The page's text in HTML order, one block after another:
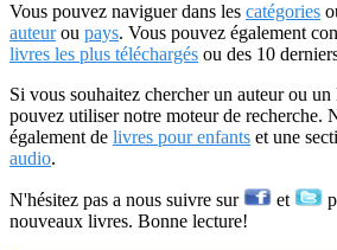
Vous pouvez naviguer dans les catégories
auteurou pays. Vous pouvez également
livres les plus téléchargés ou des 10
Si vous souhaitez chercher un auteur ou
pouvez utiliser notre moteur de recherche.
également de livres pour enfants et une
audio.
N'hésitez pas a nous suivre sur et
nouveaux livres. Bonne lecture!